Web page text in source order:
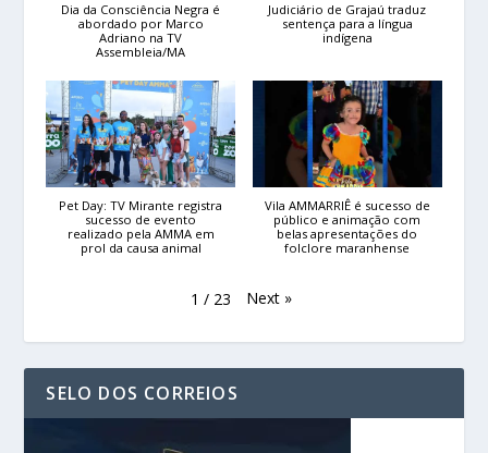
Dia da Consciência Negra é
abordado por Marco
Adriano na TV
Assembleia/MA
Judiciário de Grajaú traduz
sentença para a língua
indígena
Pet Day: TV Mirante registra
sucesso de evento
realizado pela AMMA em
prol da causa animal
Vila AMMARRIÊ é sucesso de
público e animação com
belas apresentações do
folclore maranhense
1 / 23 Next »
SELO DOS CORREIOS